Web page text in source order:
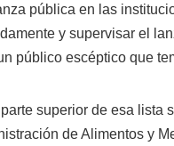
pública en las
y supervisar el
público escéptico que
superior de esa lista
de Alimentos y